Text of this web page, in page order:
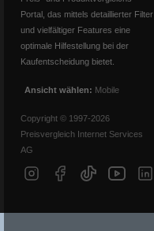
Portal, das mittels detaillierter Filter
und vielfältiger Features eine
optimale Hilfestellung bei der
Kaufentscheidung bietet.
Ansicht wählen: Mobile
Copyright © 1997-2026
Preisvergleich Internet Services
AG